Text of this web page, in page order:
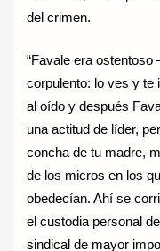
del crimen.
“Favale era ostentoso
corpulento: lo ves y te
al oído y después
una actitud de líder,
concha de tu madre,
de los micros en los
obedecían. Ahí se
el custodia personal
sindical de mayor